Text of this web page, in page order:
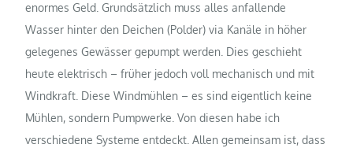
enormes Geld. Grundsätzlich muss alles anfallende
Wasser hinter den Deichen (Polder) via Kanäle in höher
gelegenes Gewässer gepumpt werden. Dies geschieht
heute elektrisch – früher jedoch voll mechanisch und mit
Windkraft. Diese Windmühlen – es sind eigentlich keine
Mühlen, sondern Pumpwerke. Von diesen habe ich
verschiedene Systeme entdeckt. Allen gemeinsam ist, dass